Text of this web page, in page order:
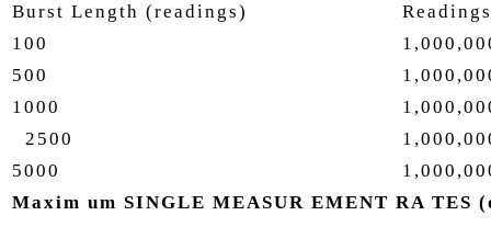
Burst Length (readings)
100
500
1000
2500
5000
Maxim um SINGLE MEASUR EMENT RA